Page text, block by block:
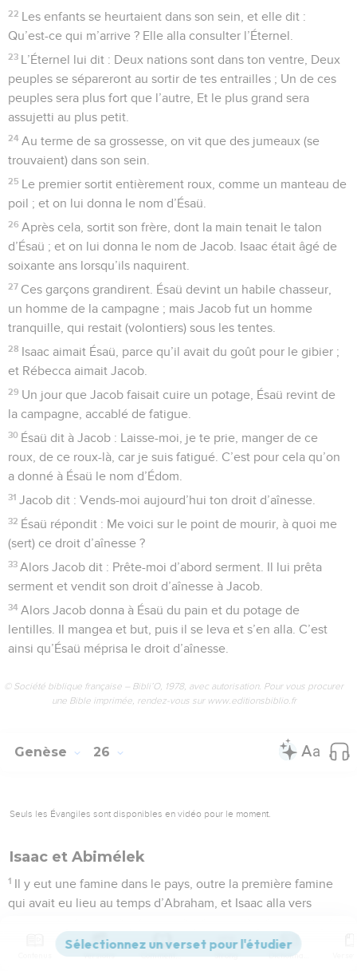
22 Les enfants se heurtaient dans son sein, et elle dit :
Qu’est-ce qui m’arrive ? Elle alla consulter l’Éternel.
23 L’Éternel lui dit : Deux nations sont dans ton ventre, Deux
peuples se sépareront au sortir de tes entrailles ; Un de ces
peuples sera plus fort que l’autre, Et le plus grand sera
assujetti au plus petit.
24 Au terme de sa grossesse, on vit que des jumeaux (se
trouvaient) dans son sein.
25 Le premier sortit entièrement roux, comme un manteau de
poil ; et on lui donna le nom d’Ésaü.
26 Après cela, sortit son frère, dont la main tenait le talon
d’Ésaü ; et on lui donna le nom de Jacob. Isaac était âgé de
soixante ans lorsqu’ils naquirent.
27 Ces garçons grandirent. Ésaü devint un habile chasseur,
un homme de la campagne ; mais Jacob fut un homme
tranquille, qui restait (volontiers) sous les tentes.
28 Isaac aimait Ésaü, parce qu’il avait du goût pour le gibier ;
et Rébecca aimait Jacob.
29 Un jour que Jacob faisait cuire un potage, Ésaü revint de
la campagne, accablé de fatigue.
30 Ésaü dit à Jacob : Laisse-moi, je te prie, manger de ce
roux, de ce roux-là, car je suis fatigué. C’est pour cela qu’on
a donné à Ésaü le nom d’Édom.
31 Jacob dit : Vends-moi aujourd’hui ton droit d’aînesse.
32 Ésaü répondit : Me voici sur le point de mourir, à quoi me
(sert) ce droit d’aînesse ?
33 Alors Jacob dit : Prête-moi d’abord serment. Il lui prêta
serment et vendit son droit d’aînesse à Jacob.
34 Alors Jacob donna à Ésaü du pain et du potage de
lentilles. Il mangea et but, puis il se leva et s’en alla. C’est
ainsi qu’Ésaü méprisa le droit d’aînesse.
© Société biblique française – Bibli’O, 1978, avec autorisation. Pour vous procurer
une Bible imprimée, rendez-vous sur www.editionsbiblio.fr
Genèse 26
Seuls les Évangiles sont disponibles en vidéo pour le moment.
Isaac et Abimélek
1 Il y eut une famine dans le pays, outre la première famine
qui avait eu lieu au temps d’Abraham, et Isaac alla vers
L’Éternel lui apparut et dit : Ne descends pas en Égypte,
Versions Commentaires Strong